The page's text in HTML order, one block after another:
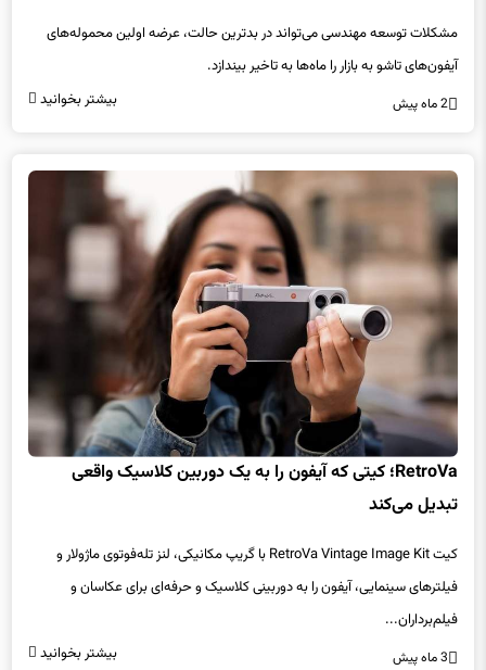
مشکلات توسعه مهندسی می‌تواند در بدترین حالت، عرضه اولین محموله‌های
آیفون‌های تاشو به بازار را ماه‌ها به تاخیر بیندازد.
2 ماه پیش بیشتر بخوانید
RetroVa؛ کیتی که آیفون را به یک دوربین کلاسیک واقعی
تبدیل می‌کند
کیت RetroVa Vintage Image Kit با گریپ مکانیکی، لنز تله‌فوتوی ماژولار و
فیلترهای سینمایی، آیفون را به دوربینی کلاسیک و حرفه‌ای برای عکاسان و
فیلم‌برداران...
3 ماه پیش بیشتر بخوانید